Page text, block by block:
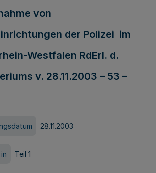
von
der Polizei im
Westfalen RdErl. d.
v. 28.11.2003 – 53 –
28.11.2003
Teil 1